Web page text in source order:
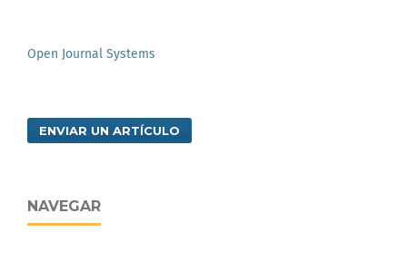
Open Journal Systems
ENVIAR UN ARTÍCULO
NAVEGAR